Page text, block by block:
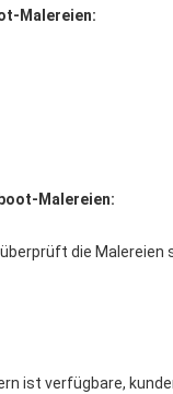
Malereien:
Malereien:
die
ist verfügbare,